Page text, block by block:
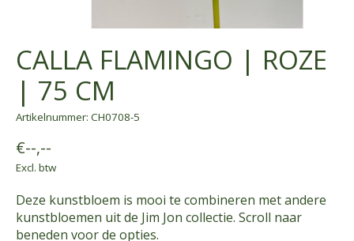
CALLA FLAMINGO | ROZE
| 75 CM
Artikelnummer: CH0708-5
€--,--
Excl. btw
Deze kunstbloem is mooi te combineren met andere
kunstbloemen uit de Jim Jon collectie. Scroll naar
beneden voor de opties.